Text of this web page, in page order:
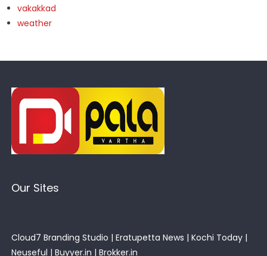
vakakkad
weather
Our Sites
Cloud7 Branding Studio | Eratupetta News | Kochi Today |
Neuseful | Buyyer.in | Brokker.in